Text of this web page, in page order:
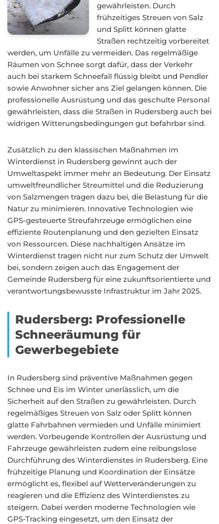
gewährleisten. Durch
frühzeitiges Streuen von Salz
und Splitt können glatte
Straßen rechtzeitig vorbereitet
werden, um Unfälle zu vermeiden. Das regelmäßige
Räumen von Schnee sorgt dafür, dass der Verkehr
auch bei starkem Schneefall flüssig bleibt und Pendler
sowie Anwohner sicher ans Ziel gelangen können. Die
professionelle Ausrüstung und das geschulte Personal
gewährleisten, dass die Straßen in Rudersberg auch bei
widrigen Witterungsbedingungen gut befahrbar sind.
Zusätzlich zu den klassischen Maßnahmen im
Winterdienst in Rudersberg gewinnt auch der
Umweltaspekt immer mehr an Bedeutung. Der Einsatz
umweltfreundlicher Streumittel und die Reduzierung
von Salzmengen tragen dazu bei, die Belastung für die
Natur zu minimieren. Innovative Technologien wie
GPS-gesteuerte Streufahrzeuge ermöglichen eine
effiziente Routenplanung und den gezielten Einsatz
von Ressourcen. Diese nachhaltigen Ansätze im
Winterdienst tragen nicht nur zum Schutz der Umwelt
bei, sondern zeigen auch das Engagement der
Gemeinde Rudersberg für eine zukunftsorientierte und
verantwortungsbewusste Infrastruktur im Jahr 2025.
Rudersberg: Professionelle
Schneeräumung für
Gewerbegebiete
In Rudersberg sind präventive Maßnahmen gegen
Schnee und Eis im Winter unerlässlich, um die
Sicherheit auf den Straßen zu gewährleisten. Durch
regelmäßiges Streuen von Salz oder Splitt können
glatte Fahrbahnen vermieden und Unfälle minimiert
werden. Vorbeugende Kontrollen der Ausrüstung und
Fahrzeuge gewährleisten zudem eine reibungslose
Durchführung des Winterdienstes in Rudersberg. Eine
frühzeitige Planung und Koordination der Einsätze
ermöglicht es, flexibel auf Wetterveränderungen zu
reagieren und die Effizienz des Winterdienstes zu
steigern. Dabei werden moderne Technologien wie
GPS-Tracking eingesetzt, um den Einsatz der